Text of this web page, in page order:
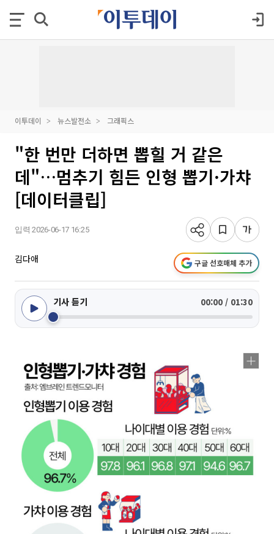
이투데이 뉴스발전소 그래픽스
"한 번만 더하면 뽑힐 거 같은
데"…멈추기 힘든 인형 뽑기·가챠
[데이터클립]
입력 2026-06-17 16:25
김다애 구글 선호매체 추가
기사 듣기 00:00 / 01:30